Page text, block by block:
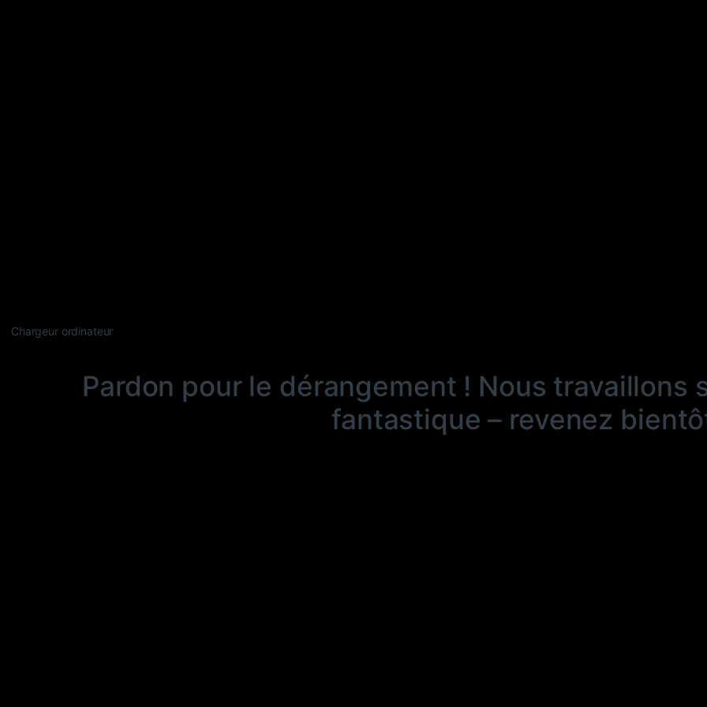
Chargeur ordinateur
Pardon pour le dérangement ! Nous travaillons
fantastique – revenez